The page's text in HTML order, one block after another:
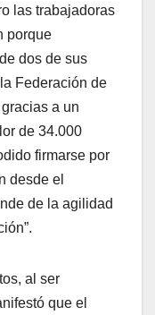
las trabajadoras
porque
dos de sus
Federación de
a un
de 34.000
firmarse por
desde el
de la agilidad
al ser
que el